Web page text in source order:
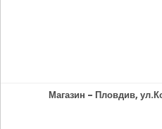
Магазин - Пловдив,